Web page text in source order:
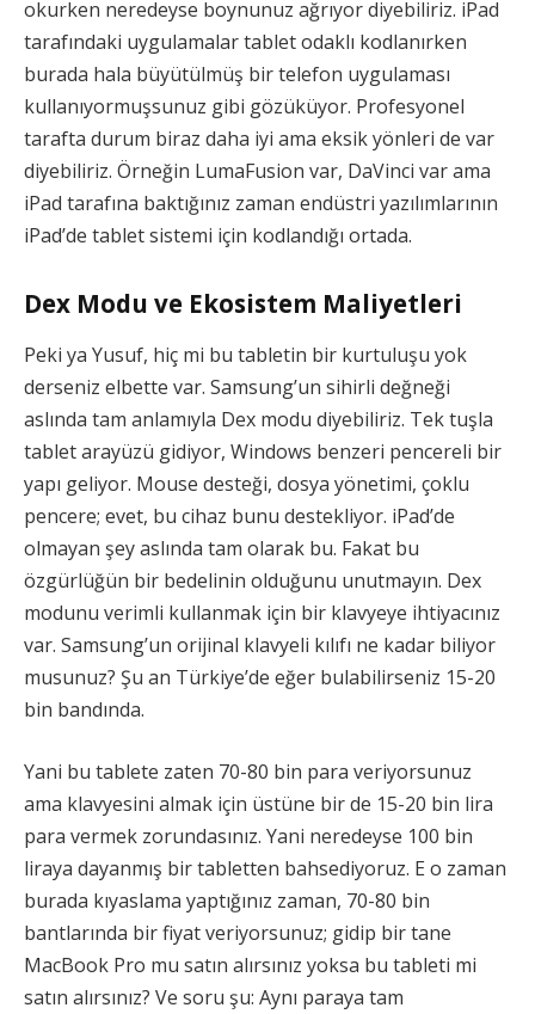
okurken neredeyse boynunuz ağrıyor diyebiliriz. iPad
tarafındaki uygulamalar tablet odaklı kodlanırken
burada hala büyütülmüş bir telefon uygulaması
kullanıyormuşsunuz gibi gözüküyor. Profesyonel
tarafta durum biraz daha iyi ama eksik yönleri de var
diyebiliriz. Örneğin LumaFusion var, DaVinci var ama
iPad tarafına baktığınız zaman endüstri yazılımlarının
iPad’de tablet sistemi için kodlandığı ortada.
Dex Modu ve Ekosistem Maliyetleri
Peki ya Yusuf, hiç mi bu tabletin bir kurtuluşu yok
derseniz elbette var. Samsung’un sihirli değneği
aslında tam anlamıyla Dex modu diyebiliriz. Tek tuşla
tablet arayüzü gidiyor, Windows benzeri pencereli bir
yapı geliyor. Mouse desteği, dosya yönetimi, çoklu
pencere; evet, bu cihaz bunu destekliyor. iPad’de
olmayan şey aslında tam olarak bu. Fakat bu
özgürlüğün bir bedelinin olduğunu unutmayın. Dex
modunu verimli kullanmak için bir klavyeye ihtiyacınız
var. Samsung’un orijinal klavyeli kılıfı ne kadar biliyor
musunuz? Şu an Türkiye’de eğer bulabilirseniz 15-20
bin bandında.
Yani bu tablete zaten 70-80 bin para veriyorsunuz
ama klavyesini almak için üstüne bir de 15-20 bin lira
para vermek zorundasınız. Yani neredeyse 100 bin
liraya dayanmış bir tabletten bahsediyoruz. E o zaman
burada kıyaslama yaptığınız zaman, 70-80 bin
bantlarında bir fiyat veriyorsunuz; gidip bir tane
MacBook Pro mu satın alırsınız yoksa bu tableti mi
satın alırsınız? Ve soru şu: Aynı paraya tam